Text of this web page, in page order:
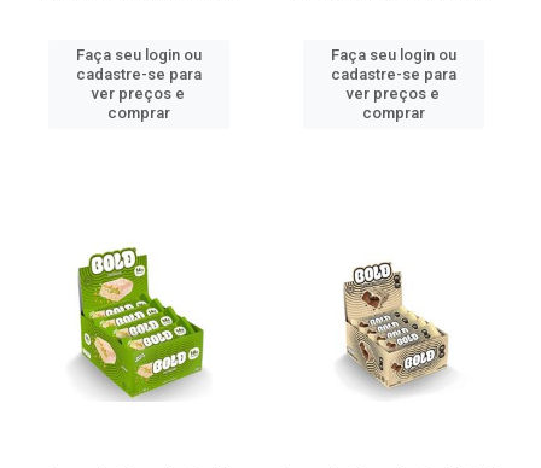
Faça seu login ou
cadastre-se para
ver preços e
comprar
Faça seu login ou
cadastre-se para
ver preços e
comprar